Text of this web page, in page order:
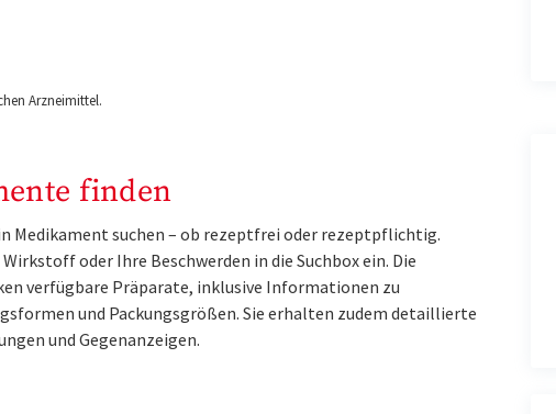
Arzneimittel.
finden
Medikament suchen – ob rezeptfrei oder rezeptpflichtig.
oder Ihre Beschwerden in die Suchbox ein. Die
verfügbare Präparate, inklusive Informationen zu
und Packungsgrößen. Sie erhalten zudem detaillierte
und Gegenanzeigen.